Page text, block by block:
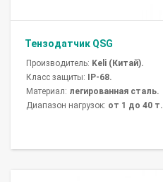
Тензодатчик QSG
Производитель: Keli (Китай).
Класс защиты:
IP-68.
Материал: легированная сталь.
Диапазон нагрузок: от 1 до 40 т.